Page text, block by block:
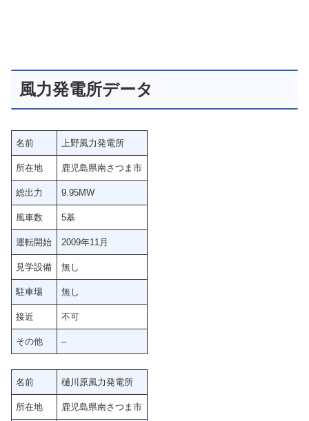
風力発電所データ
名前 上野風力発電所
所在地 鹿児島県南さつま市
総出力 9.95MW
風車数 5基
運転開始 2009年11月
見学設備 無し
駐車場 無し
接近 不可
その他 –
名前 樋川原風力発電所
所在地 鹿児島県南さつま市